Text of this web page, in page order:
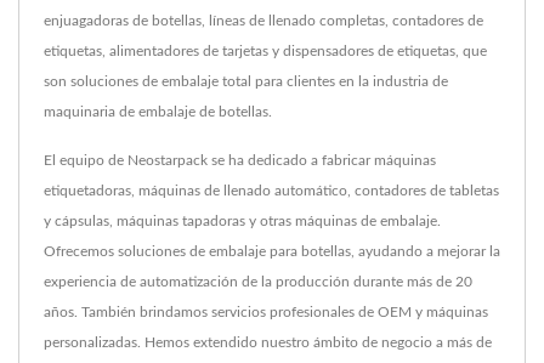
enjuagadoras de botellas, líneas de llenado completas, contadores de
etiquetas, alimentadores de tarjetas y dispensadores de etiquetas, que
son soluciones de embalaje total para clientes en la industria de
maquinaria de embalaje de botellas.
El equipo de Neostarpack se ha dedicado a fabricar máquinas
etiquetadoras, máquinas de llenado automático, contadores de tabletas
y cápsulas, máquinas tapadoras y otras máquinas de embalaje.
Ofrecemos soluciones de embalaje para botellas, ayudando a mejorar la
experiencia de automatización de la producción durante más de 20
años. También brindamos servicios profesionales de OEM y máquinas
personalizadas. Hemos extendido nuestro ámbito de negocio a más de